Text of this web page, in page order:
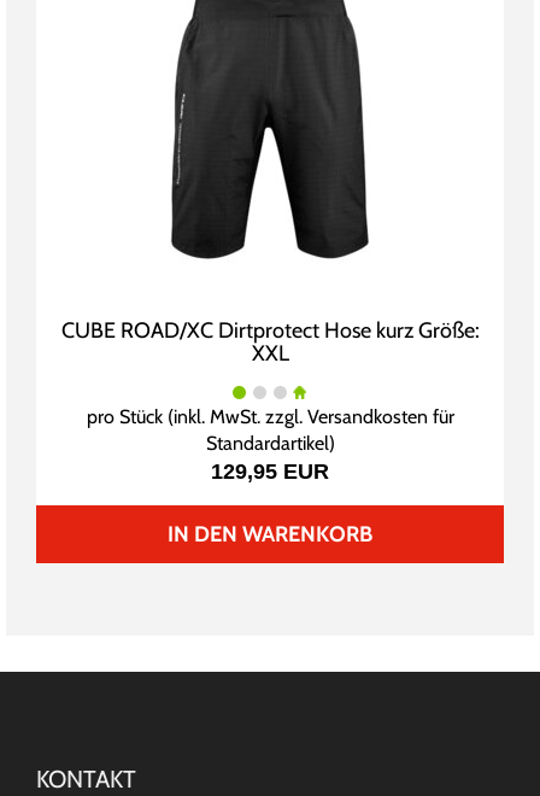
CUBE ROAD/XC Dirtprotect Hose kurz Größe:
XXL
pro Stück (inkl. MwSt. zzgl. Versandkosten für
Standardartikel)
129,95 EUR
IN DEN WARENKORB
KONTAKT